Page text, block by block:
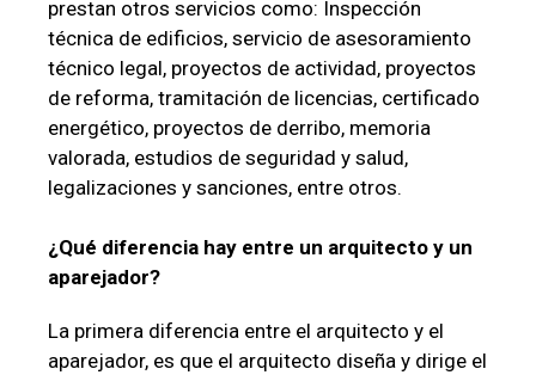
prestan otros servicios como: Inspección
técnica de edificios, servicio de asesoramiento
técnico legal, proyectos de actividad, proyectos
de reforma, tramitación de licencias, certificado
energético, proyectos de derribo, memoria
valorada, estudios de seguridad y salud,
legalizaciones y sanciones, entre otros.
¿Qué diferencia hay entre un arquitecto y un
aparejador?
La primera diferencia entre el arquitecto y el
aparejador, es que el arquitecto diseña y dirige el